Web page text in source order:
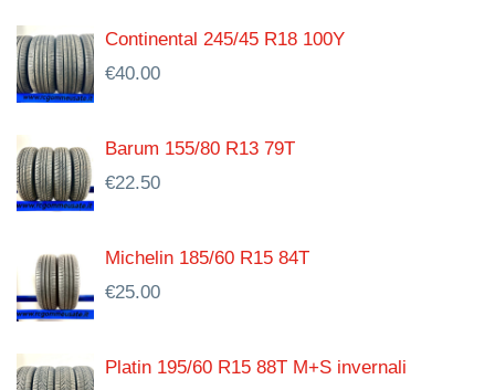
Continental 245/45 R18 100Y
€40.00
Barum 155/80 R13 79T
€22.50
Michelin 185/60 R15 84T
€25.00
Platin 195/60 R15 88T M+S invernali